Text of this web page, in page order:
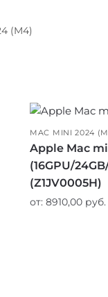
(M4)
MAC MINI 2024
Apple Mac
(16GPU/
(Z1JV0005H)
от: 8910,00 руб.